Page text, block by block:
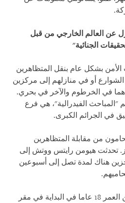
عن العالم الخارجي من قبل
الجنائية"
بشكل عام بنقل المتظاهرين
أو في منازلهم إلى مركزين
في الخرطوم والآخر في بحري.
"المباحث الفيدرالية"، هي فرع
الجرائم الكبرى.
من مقابلة المتظاهرين
تحدثت هيومن رايتس ووتش إلى
هناك لمدة تصل إلى أسبوعين
احتُجزت الطالبة البالغة من العمر 18 عاما في البداية في مقر